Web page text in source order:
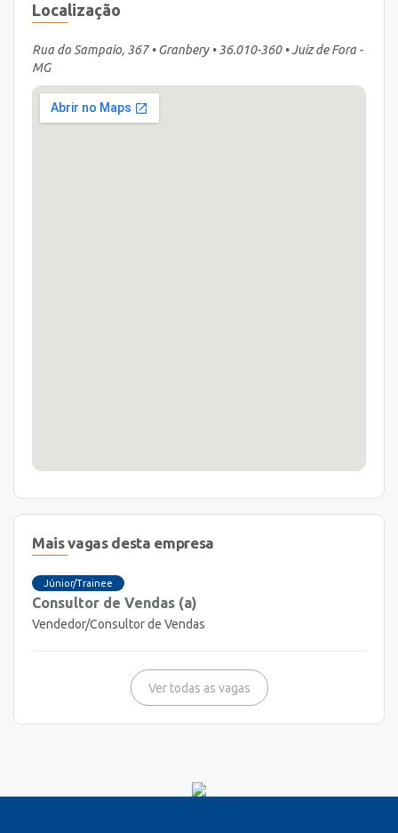
Localização
Rua do Sampaio, 367 • Granbery • 36.010-360 • Juiz de Fora -
MG
Mais vagas desta empresa
Júnior/Trainee
Consultor de Vendas (a)
Vendedor/Consultor de Vendas
Ver todas as vagas